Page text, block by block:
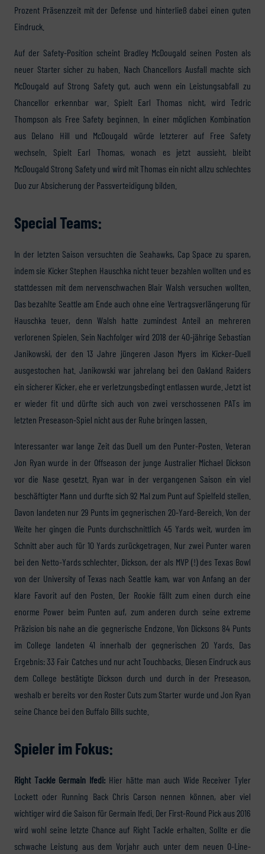
Prozent Präsenzzeit mit der Defense und hinterließ dabei einen guten
Eindruck.
Auf der Safety-Position scheint Bradley McDougald seinen Posten als
neuer Starter sicher zu haben. Nach Chancellors Ausfall machte sich
McDougald auf Strong Safety gut, auch wenn ein Leistungsabfall zu
Chancellor erkennbar war. Spielt Earl Thomas nicht, wird Tedric
Thompson als Free Safety beginnen. In einer möglichen Kombination
aus Delano Hill und McDougald würde letzterer auf Free Safety
wechseln. Spielt Earl Thomas, wonach es jetzt aussieht, bleibt
McDougald Strong Safety und wird mit Thomas ein nicht allzu schlechtes
Duo zur Absicherung der Passverteidigung bilden.
Special Teams:
In der letzten Saison versuchten die Seahawks, Cap Space zu sparen,
indem sie Kicker Stephen Hauschka nicht teuer bezahlen wollten und es
stattdessen mit dem nervenschwachen Blair Walsh versuchen wollten.
Das bezahlte Seattle am Ende auch ohne eine Vertragsverlängerung für
Hauschka teuer, denn Walsh hatte zumindest Anteil an mehreren
verlorenen Spielen. Sein Nachfolger wird 2018 der 40-jährige Sebastian
Janikowski, der den 13 Jahre jüngeren Jason Myers im Kicker-Duell
ausgestochen hat. Janikowski war jahrelang bei den Oakland Raiders
ein sicherer Kicker, ehe er verletzungsbedingt entlassen wurde. Jetzt ist
er wieder fit und dürfte sich auch von zwei verschossenen PATs im
letzten Preseason-Spiel nicht aus der Ruhe bringen lassen.
Interessanter war lange Zeit das Duell um den Punter-Posten. Veteran
Jon Ryan wurde in der Offseason der junge Australier Michael Dickson
vor die Nase gesetzt. Ryan war in der vergangenen Saison ein viel
beschäftigter Mann und durfte sich 92 Mal zum Punt auf Spielfeld stellen.
Davon landeten nur 29 Punts im gegnerischen 20-Yard-Bereich. Von der
Weite her gingen die Punts durchschnittlich 45 Yards weit, wurden im
Schnitt aber auch für 10 Yards zurückgetragen. Nur zwei Punter waren
bei den Netto-Yards schlechter. Dickson, der als MVP (!) des Texas Bowl
von der University of Texas nach Seattle kam, war von Anfang an der
klare Favorit auf den Posten. Der Rookie fällt zum einen durch eine
enorme Power beim Punten auf, zum anderen durch seine extreme
Präzision bis nahe an die gegnerische Endzone. Von Dicksons 84 Punts
im College landeten 41 innerhalb der gegnerischen 20 Yards. Das
Ergebnis: 33 Fair Catches und nur acht Touchbacks. Diesen Eindruck aus
dem College bestätigte Dickson durch und durch in der Preseason,
weshalb er bereits vor den Roster Cuts zum Starter wurde und Jon Ryan
seine Chance bei den Buffalo Bills suchte.
Spieler im Fokus:
Right Tackle Germain Ifedi: Hier hätte man auch Wide Receiver Tyler
Lockett oder Running Back Chris Carson nennen können, aber viel
wichtiger wird die Saison für Germain Ifedi. Der First-Round Pick aus 2016
wird wohl seine letzte Chance auf Right Tackle erhalten. Sollte er die
schwache Leistung aus dem Vorjahr auch unter dem neuen O-Line-